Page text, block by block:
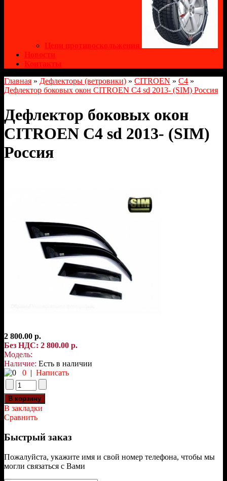
Цепи противоскольжения
Новости
Контакты
Главная » Дефлекторы (ветровики) » CITROEN » C4 »
Дефлектор боковых окон CITROEN C4 sd 2013- (SIM) Россия
Дефлектор боковых окон
CITROEN C4 sd 2013- (SIM)
Россия
2 800.00 р.
Без НДС: 2 800.00 р.
Модель:
Наличие: Есть в наличии
0 | Написать
В закладки
Сравнить
Быстрый заказ
Пожалуйста, укажите имя и свой номер телефона, чтобы мы
могли связаться с Вами